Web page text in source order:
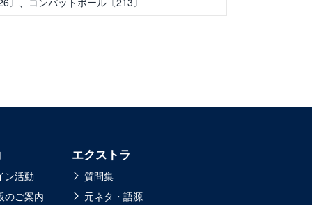
ン活動
のご案内
エクストラ
質問集
元ネタ・語源